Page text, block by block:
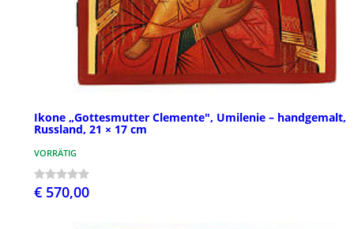
Ikone „Gottesmutter Clemente", Umilenie – handgemalt,
Russland, 21 × 17 cm
VORRÄTIG
€ 570,00